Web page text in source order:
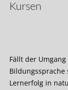
Kursen
Fällt der
Lernerfolg in